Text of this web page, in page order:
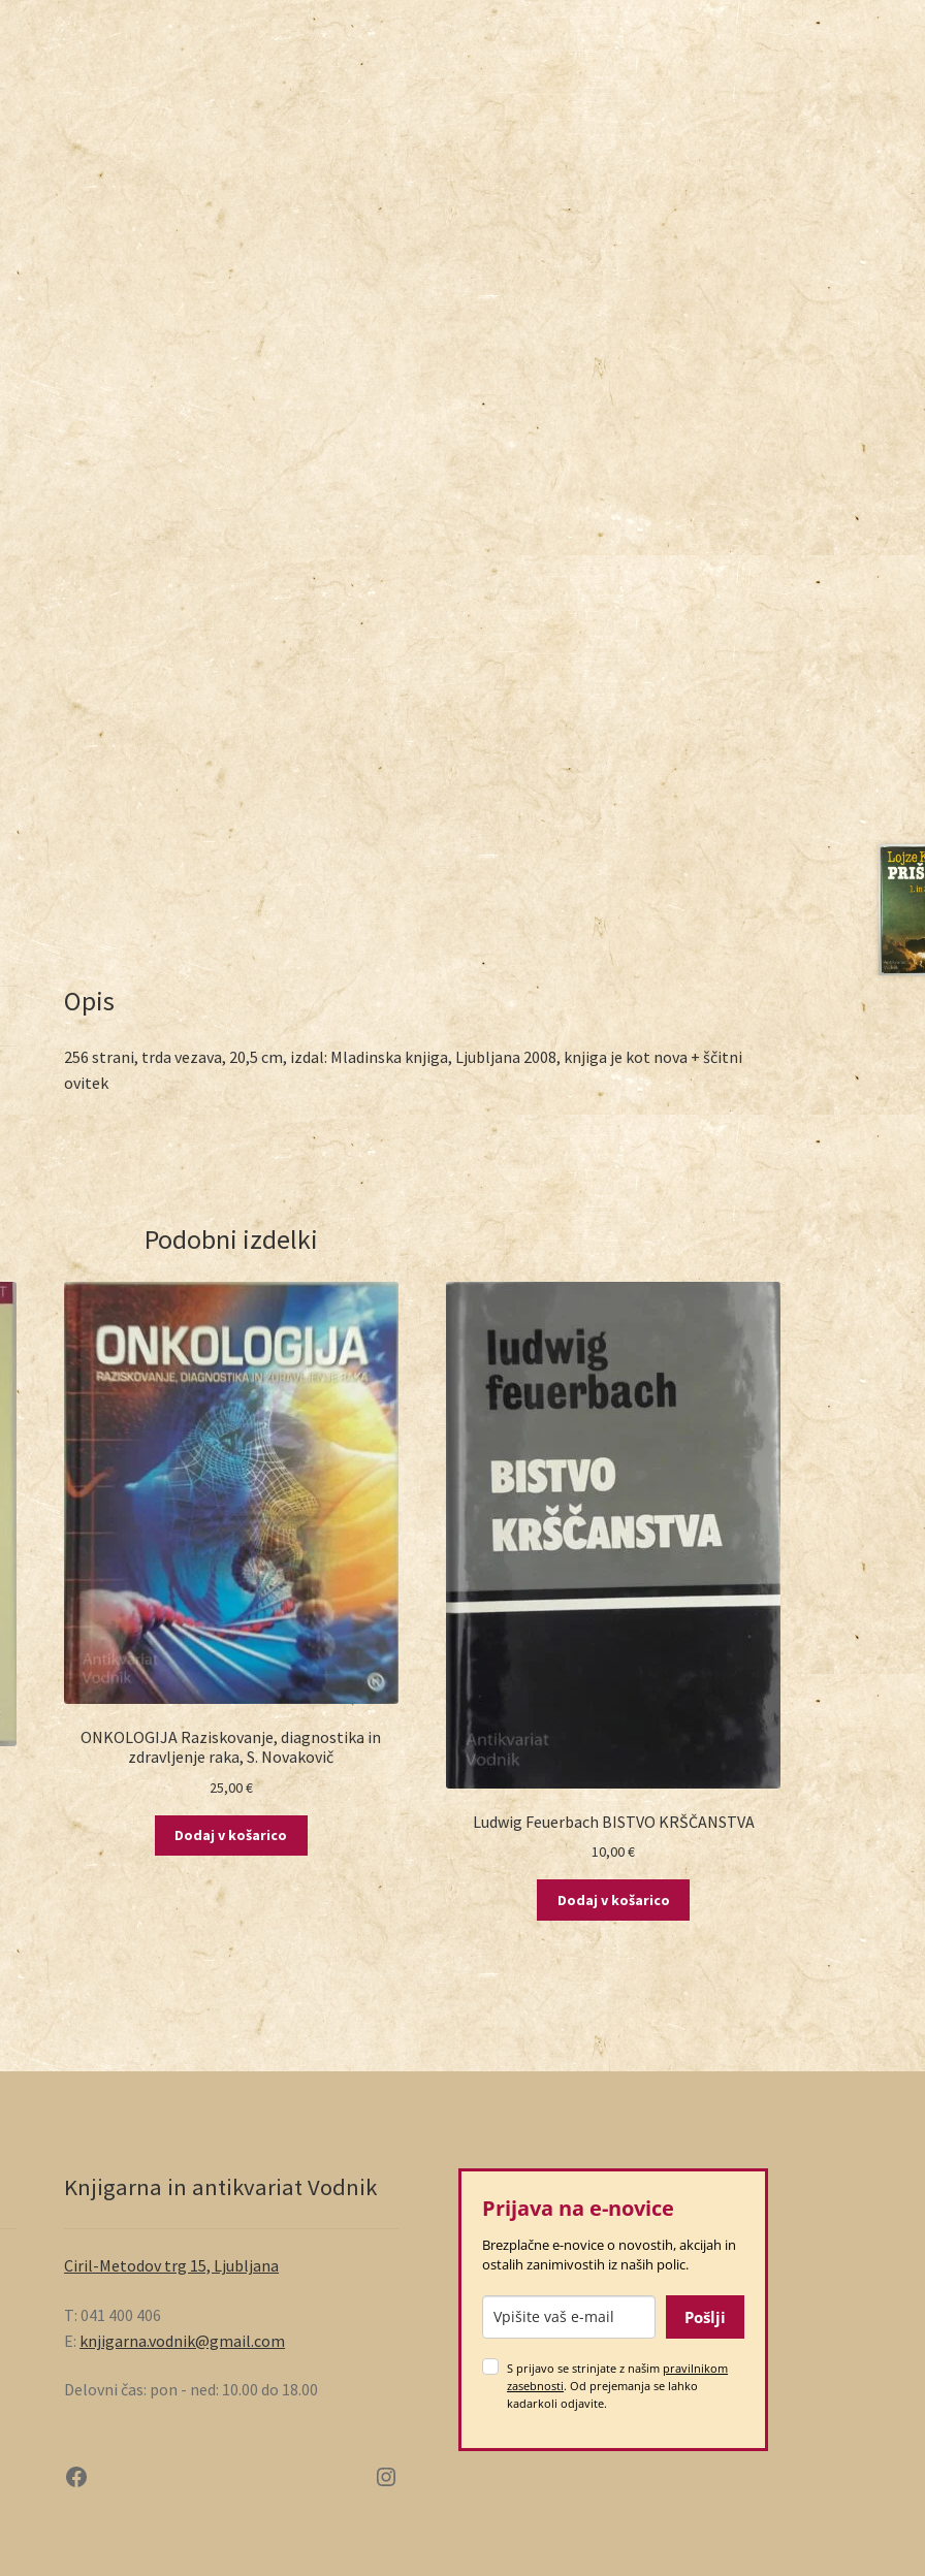
Opis
256 strani, trda vezava, 20,5 cm, izdal: Mladinska knjiga, Ljubljana 2008, knjiga je kot nova + ščitni
ovitek
Podobni izdelki
ONKOLOGIJA Raziskovanje, diagnostika in
zdravljenje raka, S. Novakovič
25,00€
Dodaj v košarico
Ludwig Feuerbach BISTVO KRŠČANSTVA
10,00€
Dodaj v košarico
Knjigarna in antikvariat Vodnik
Ciril-Metodov trg 15, Ljubljana
T: 041 400 406
E: knjigarna.vodnik@gmail.com
Delovni čas: pon - ned: 10.00 do 18.00
Prijava na e-novice
Brezplačne e-novice o novostih, akcijah in
ostalih zanimivostih iz naših polic.
Pošlji
S prijavo se strinjate z našim pravilnikom
zasebnosti. Od prejemanja se lahko
kadarkoli odjavite.